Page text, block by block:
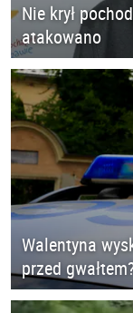
Nie krył
atakowano
Walentyna
przed